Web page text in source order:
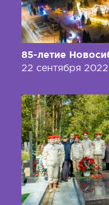
85-летие
22 сентября 2022